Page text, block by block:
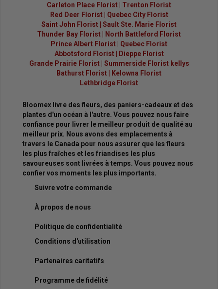
Carleton Place Florist
Trenton Florist
Red Deer Florist| Quebec City Florist
Saint John Florist Sault Ste. Marie Florist
Thunder Bay Florist
North Battleford Florist
Prince Albert Florist
Quebec Florist
Abbotsford Florist|
Dieppe Florist
Grande Prairie Florist| Summerside Florist kellys
Bathurst Florist
Kelowna Florist
Lethbridge Florist
Bloomex livre des fleurs, des paniers-cadeaux et des
plantes d'un océan à l'autre. Vous pouvez nous faire
confiance pour livrer le meilleur produit de qualité au
meilleur prix. Nous avons des emplacements à
travers le Canada pour nous assurer que les fleurs
les plus fraîches et les friandises les plus
savoureuses sont livrées à temps. Vous pouvez nous
confier vos moments les plus importants.
Suivre votre commande
À propos de nous
Politique de confidentialité
Conditions d'utilisation
Partenaires caritatifs
Programme de fidélité